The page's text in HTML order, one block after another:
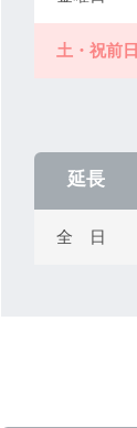
土・祝前日
延長
全 日